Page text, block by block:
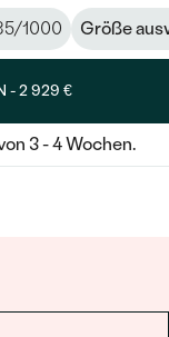
1000 Größe
-2 929 €
3 - 4 Wochen.